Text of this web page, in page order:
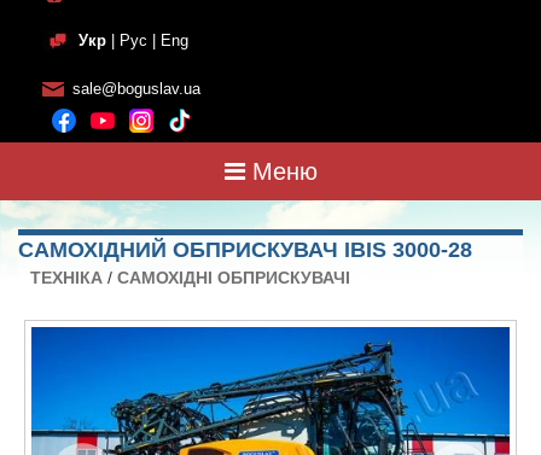
Укр | Рус | Eng
sale@boguslav.ua
Меню
САМОХІДНИЙ ОБПРИСКУВАЧ IBIS 3000-28
ТЕХНIКА / САМОХІДНI ОБПРИСКУВАЧI